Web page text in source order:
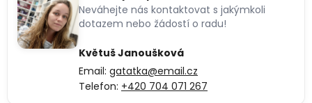
Neváhejte nás kontaktovat s jakýmkoli
dotazem nebo žádostí o radu!
Květuš Janoušková
Email: gatatka@email.cz
Telefon: +420 704 071 267